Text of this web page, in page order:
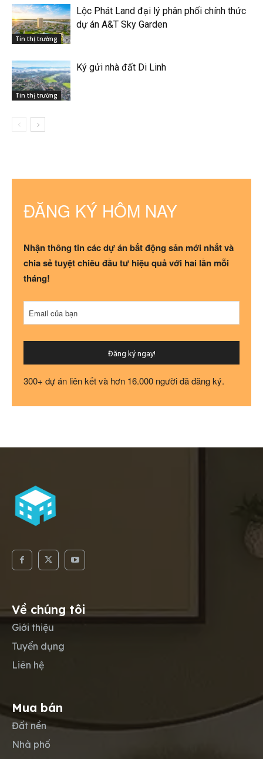
Tin thị trường
Lộc Phát Land đại lý phân phối chính thức
dự án A&T Sky Garden
Tin thị trường
Ký gửi nhà đất Di Linh
ĐĂNG KÝ HÔM NAY
Nhận thông tin các dự án bất động sản mới nhất và
chia sẻ tuyệt chiêu đầu tư hiệu quả với hai lần mỗi
tháng!
Email của bạn
Đăng ký ngay!
Your
300+ dự án liên kết và hơn 16.000 người đã đăng ký.
Về chúng tôi
Giới thiệu
Tuyển dụng
Liên hệ
Mua bán
Đất nền
Nhà phố